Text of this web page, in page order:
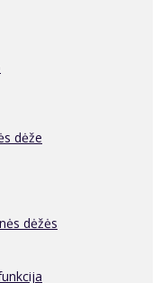
dėže
dėžės